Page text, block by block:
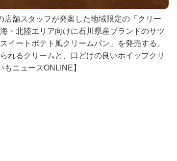
店舗スタッフが発案した地域限定の「クリー
・北陸エリア向けに石川県産ブランドのサツ
イートポテト風クリームパン」を発売する。
れるクリームと、口どけの良いホイップクリ
ニュースONLINE】